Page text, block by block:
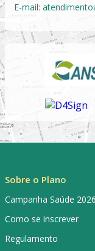
E-mail:
Sobre o Plano
Campanha Saúde 2026
Como se inscrever
Regulamento